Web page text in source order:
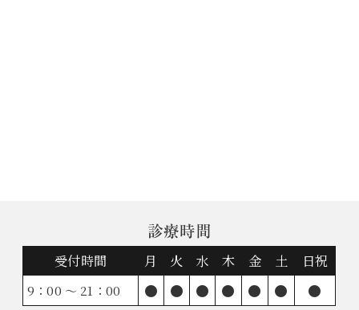
診療時間
受付時間 月 火 水 木 金 土 日祝
9：00 ～ 21：00 ● ● ● ● ● ● ●